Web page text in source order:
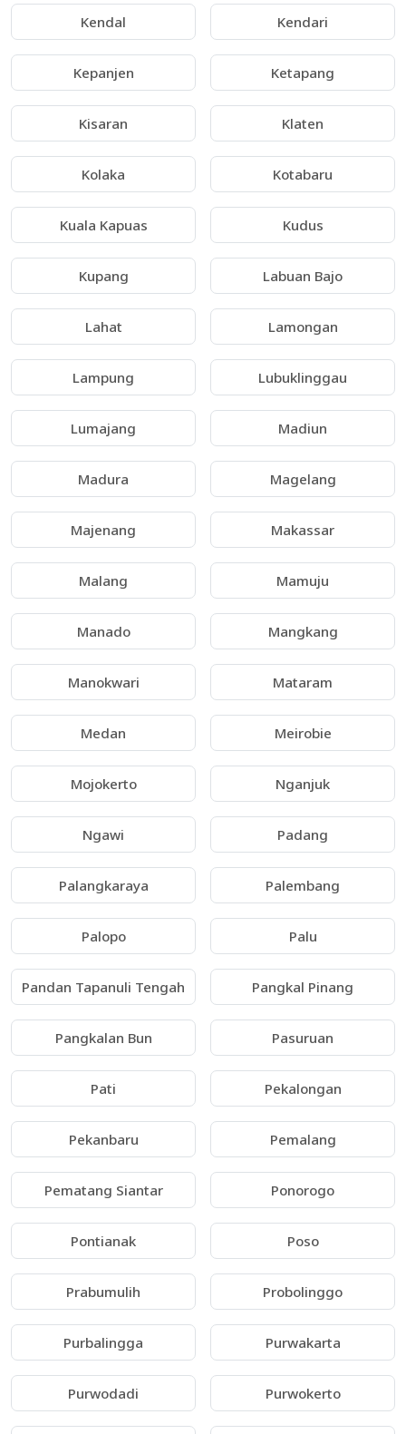
Kendal Kendari
Kepanjen Ketapang
Kisaran Klaten
Kolaka Kotabaru
Kuala Kapuas Kudus
Kupang Labuan Bajo
Lahat Lamongan
Lampung Lubuklinggau
Lumajang Madiun
Madura Magelang
Majenang Makassar
Malang Mamuju
Manado Mangkang
Manokwari Mataram
Medan Meirobie
Mojokerto Nganjuk
Ngawi Padang
Palangkaraya Palembang
Palopo Palu
Pandan Tapanuli Tengah Pangkal Pinang
Pangkalan Bun Pasuruan
Pati Pekalongan
Pekanbaru Pemalang
Pematang Siantar Ponorogo
Pontianak Poso
Prabumulih Probolinggo
Purbalingga Purwakarta
Purwodadi Purwokerto